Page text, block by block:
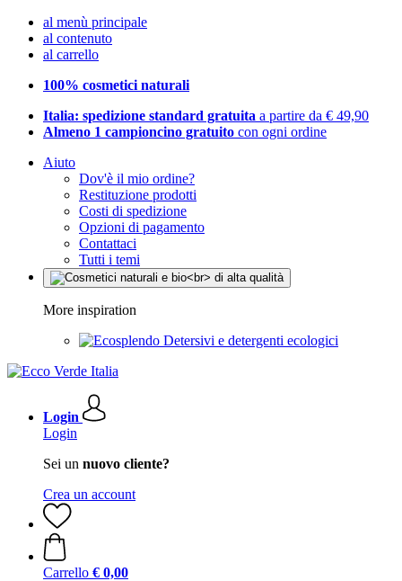
al menù principale
al contenuto
al carrello
100% cosmetici naturali
Italia: spedizione standard gratuita a partire da € 49,90
Almeno 1 campioncino gratuito con ogni ordine
Aiuto
Dov'è il mio ordine?
Restituzione prodotti
Costi di spedizione
Opzioni di pagamento
Contattaci
Tutti i temi
More inspiration
Detersivi e detergenti ecologici
Login
Login
Sei un nuovo cliente?
Crea un account
Carrello € 0,00